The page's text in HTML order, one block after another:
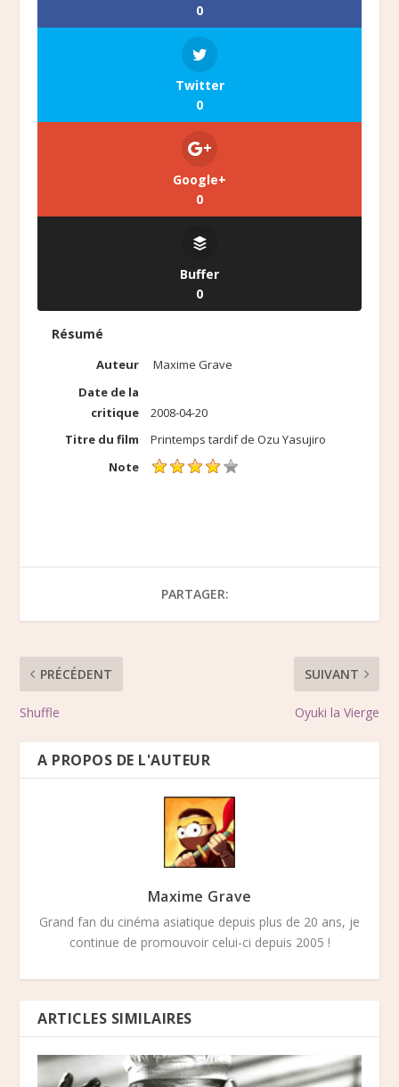
0
Twitter
0
Google+
0
Buffer
0
Résumé
Auteur
Maxime Grave
Date de la
critique
2008-04-20
Titre du film
Printemps tardif de Ozu Yasujiro
Note
PARTAGER:
PRÉCÉDENT
Shuffle
SUIVANT
Oyuki la Vierge
A PROPOS DE L'AUTEUR
Maxime Grave
Grand fan du cinéma asiatique depuis plus de 20 ans, je
continue de promouvoir celui-ci depuis 2005 !
ARTICLES SIMILAIRES